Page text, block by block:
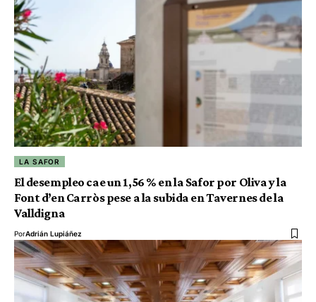
LA SAFOR
El desempleo cae un 1,56 % en la Safor por Oliva y la
Font d’en Carròs pese a la subida en Tavernes de la
Valldigna
PorAdrián Lupiáñez